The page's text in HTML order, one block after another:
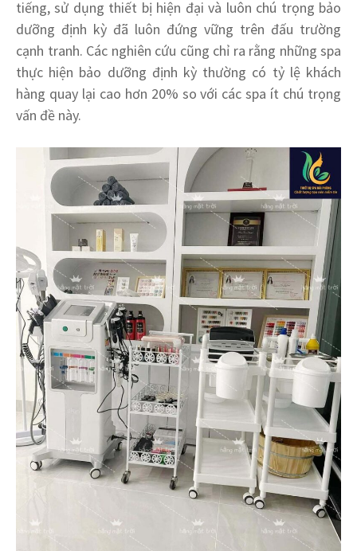
tiếng, sử dụng thiết bị hiện đại và luôn chú trọng bảo
dưỡng định kỳ đã luôn đứng vững trên đấu trường
cạnh tranh. Các nghiên cứu cũng chỉ ra rằng những spa
thực hiện bảo dưỡng định kỳ thường có tỷ lệ khách
hàng quay lại cao hơn 20% so với các spa ít chú trọng
vấn đề này.